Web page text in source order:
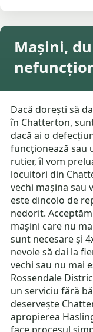
Mașini,
Dacă dorești să
în Chatterton,
dacă ai o
funcționează sau
rutier, îl vom
locuitori din
vechi mașina sau
este dincolo de
nedorit.
mașini care nu
sunt necesare și
nevoie să dai la
vechi sau nu mai
Rossendale
un serviciu fără
deservește
apropierea